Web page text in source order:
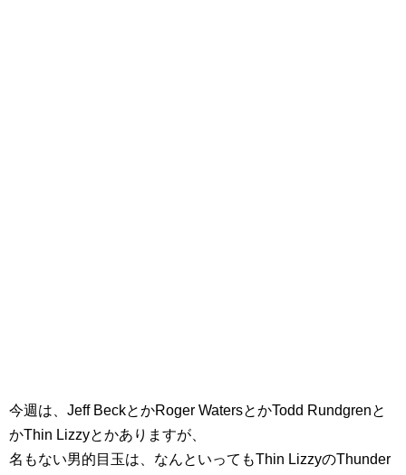
今週は、Jeff BeckとかRoger WatersとかTodd Rundgrenと
かThin Lizzyとかありますが、
名もない男的目玉は、なんといってもThin LizzyのThunder